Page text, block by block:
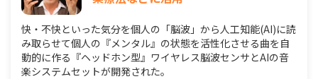
快・不快といった気分を個人の「脳波」から人工知能(AI)に読
み取らせて個人の『メンタル』の状態を活性化させる曲を自
動的に作る『ヘッドホン型』ワイヤレス脳波センサとAIの音
楽システムセットが開発された。